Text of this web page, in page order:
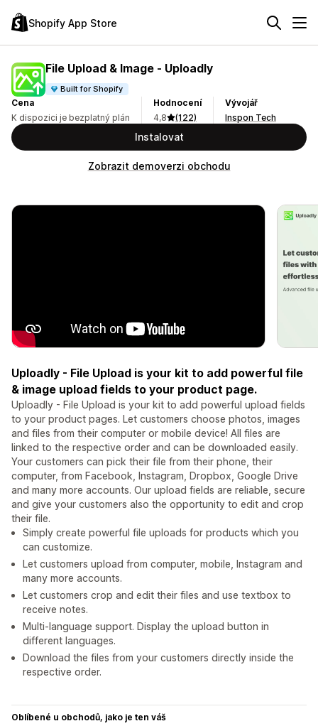
Shopify App Store
File Upload & Image ‑ Uploadly
Built for Shopify
Cena
K dispozici je bezplatný plán
Hodnocení
4,8
(122)
Vývojář
Inspon Tech
Instalovat
Zobrazit demoverzi obchodu
Uploadly - File Upload is your kit to add powerful file
& image upload fields to your product page.
Uploadly - File Upload is your kit to add powerful upload fields
to your product pages. Let customers choose photos, images
and files from their computer or mobile device! All files are
linked to the respective order and can be downloaded easily.
Your customers can pick their file from their phone, their
computer, from Facebook, Instagram, Dropbox, Google Drive
and many more accounts. Our upload fields are reliable, secure
and give your customers also the opportunity to edit and crop
their file.
Simply create powerful file uploads for products which you
can customize.
Let customers upload from computer, mobile, Instagram and
many more accounts.
Let customers crop and edit their files and use textbox to
receive notes.
Multi-language support. Display the upload button in
different languages.
Download the files from your customers directly inside the
respective order.
Oblíbené u obchodů, jako je ten váš